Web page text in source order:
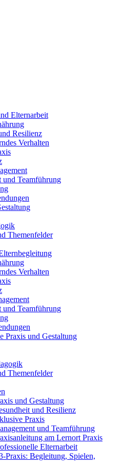
Elternarbeit
Resilienz
Verhalten
und Teamführung
Themenfelder
Verhalten
und Teamführung
Praxis und Gestaltung
Themenfelder
und Gestaltung
und Resilienz
Praxis
und Teamführung
am Lernort Praxis
Elternarbeit
Praxis: Begleitung, Spielen,